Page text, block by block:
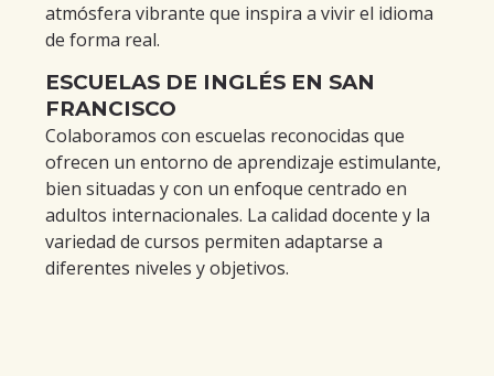
atmósfera vibrante que inspira a vivir el idioma
de forma real.
ESCUELAS DE INGLÉS EN SAN
FRANCISCO
Colaboramos con escuelas reconocidas que
ofrecen un entorno de aprendizaje estimulante,
bien situadas y con un enfoque centrado en
adultos internacionales. La calidad docente y la
variedad de cursos permiten adaptarse a
diferentes niveles y objetivos.